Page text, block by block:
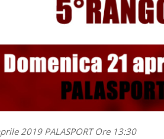
2019 PALASPORT Ore 13:30